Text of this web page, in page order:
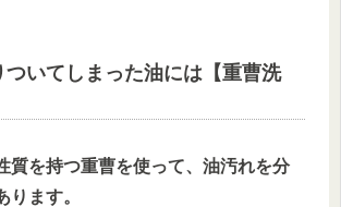
ついてしまった油には【重曹洗
質を持つ重曹を使って、油汚れを分
ります。